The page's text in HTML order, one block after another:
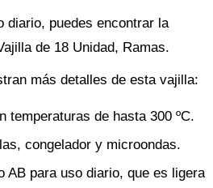
diario, puedes encontrar la
de 18 Unidad, Ramas.
más detalles de esta vajilla:
temperaturas de hasta 300 ºC.
congelador y microondas.
AB para uso diario, que es ligera